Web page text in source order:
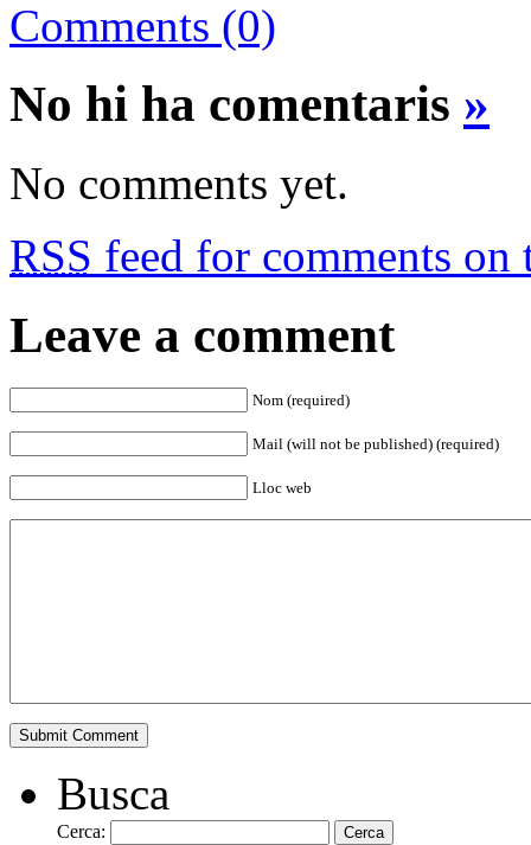
Comparteix
Comments (0)
No hi ha comentaris »
No comments yet.
RSS feed for comments on
Leave a comment
Nom (required)
Mail (will not be published) (required)
Lloc web
Busca
Cerca: